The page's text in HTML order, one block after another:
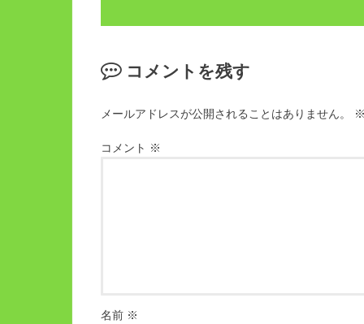
コメントを残す
メールアドレスが公開されることはありません。
コメント ※
名前 ※